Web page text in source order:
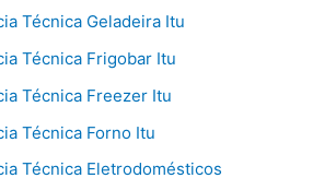
Técnica Geladeira Itu
Técnica Frigobar Itu
Técnica Freezer Itu
Técnica Forno Itu
Técnica Eletrodomésticos